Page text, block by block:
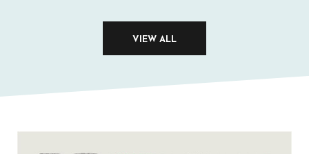
VIEW ALL